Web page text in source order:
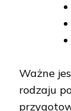
Ważne
rodzaju